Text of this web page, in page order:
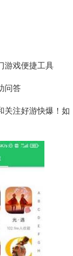
游戏便捷工具
问答
关注好游快爆！如